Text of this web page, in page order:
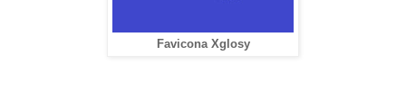
Favicona Xglosy